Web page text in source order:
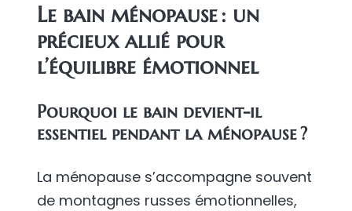
Le bain ménopause: un
précieux allié pour
l’équilibre émotionnel
Pourquoi le bain devient-il
essentiel pendant la ménopause ?
La ménopause s’accompagne souvent
de montagnes russes émotionnelles,